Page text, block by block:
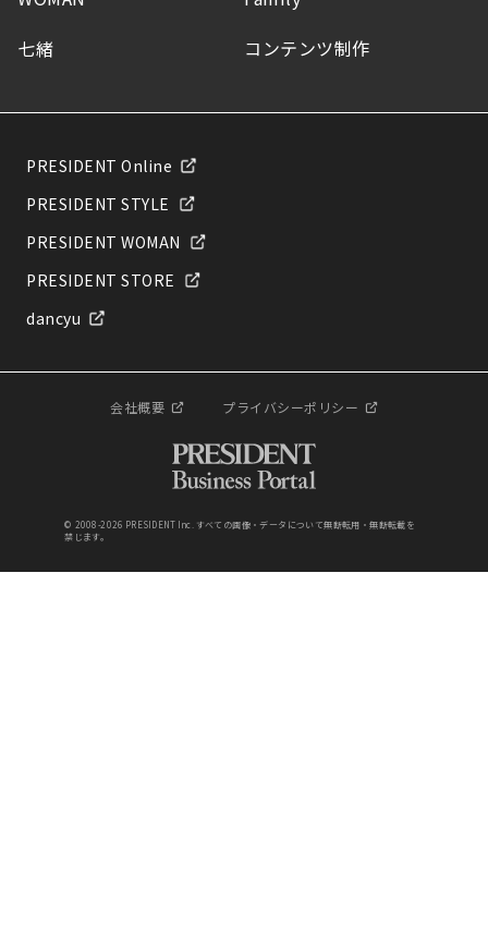
七緒
コンテンツ制作
PRESIDENT Online
PRESIDENT STYLE
PRESIDENT WOMAN
PRESIDENT STORE
dancyu
会社概要 プライバシーポリシー
© 2008-2026 PRESIDENT Inc. すべての画像・データについて無断転用・無断転載を
禁じます。